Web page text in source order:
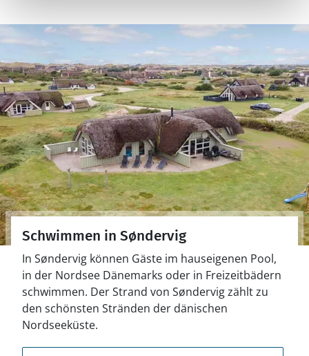
Schwimmen in Søndervig
In Søndervig können Gäste im hauseigenen Pool,
in der Nordsee Dänemarks oder in Freizeitbädern
schwimmen. Der Strand von Søndervig zählt zu
den schönsten Stränden der dänischen
Nordseeküste.